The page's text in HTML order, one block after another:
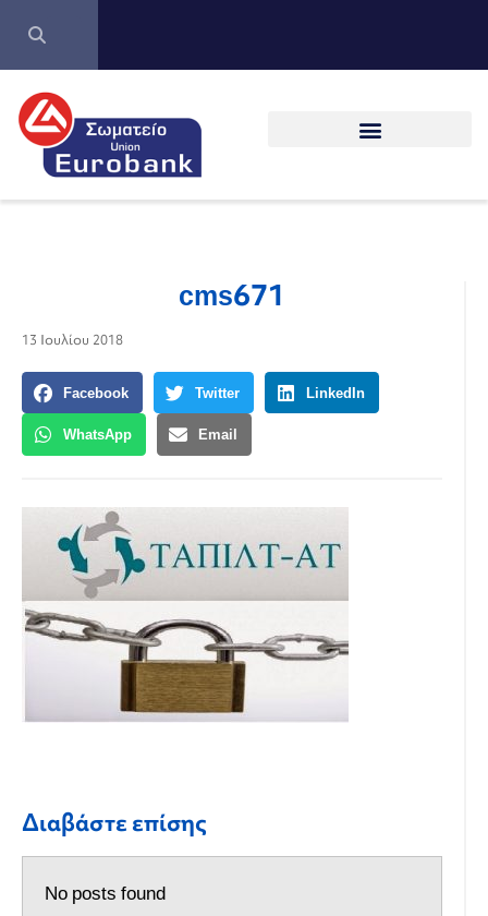
cms671
13 Ιουλίου 2018
Facebook Twitter LinkedIn
WhatsApp Email
Διαβάστε επίσης
No posts found